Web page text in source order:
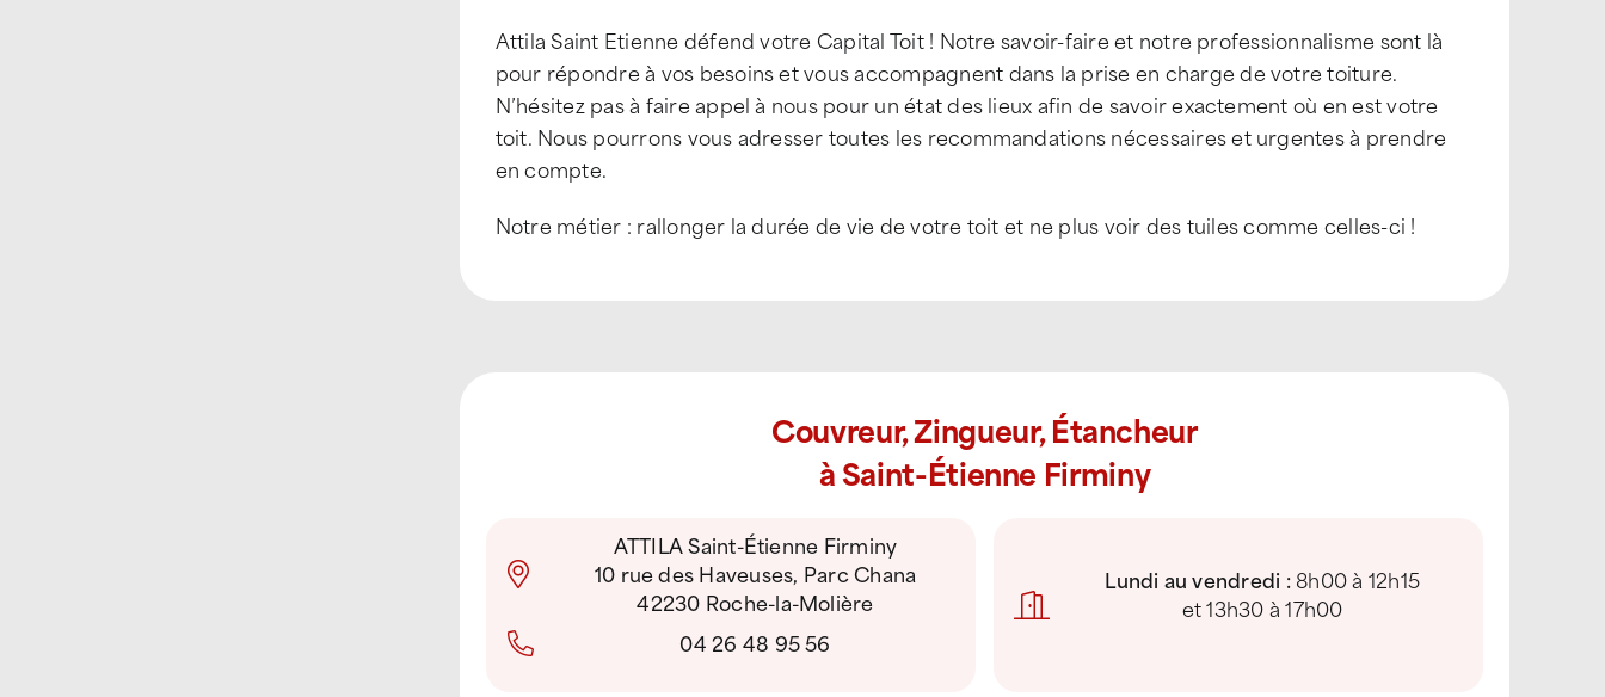
Attila Saint Etienne défend votre Capital Toit ! Notre savoir-faire et notre professionnalisme sont là
pour répondre à vos besoins et vous accompagnent dans la prise en charge de votre toiture.
N’hésitez pas à faire appel à nous pour un état des lieux afin de savoir exactement où en est votre
toit. Nous pourrons vous adresser toutes les recommandations nécessaires et urgentes à prendre
en compte.
Notre métier : rallonger la durée de vie de votre toit et ne plus voir des tuiles comme celles-ci !
Couvreur, Zingueur, Étancheur
à Saint-Étienne Firminy
ATTILA Saint-Étienne Firminy
10 rue des Haveuses, Parc Chana
42230 Roche-la-Molière
04 26 48 95 56
Lundi au vendredi :8h00 à 12h15
et 13h30 à 17h00